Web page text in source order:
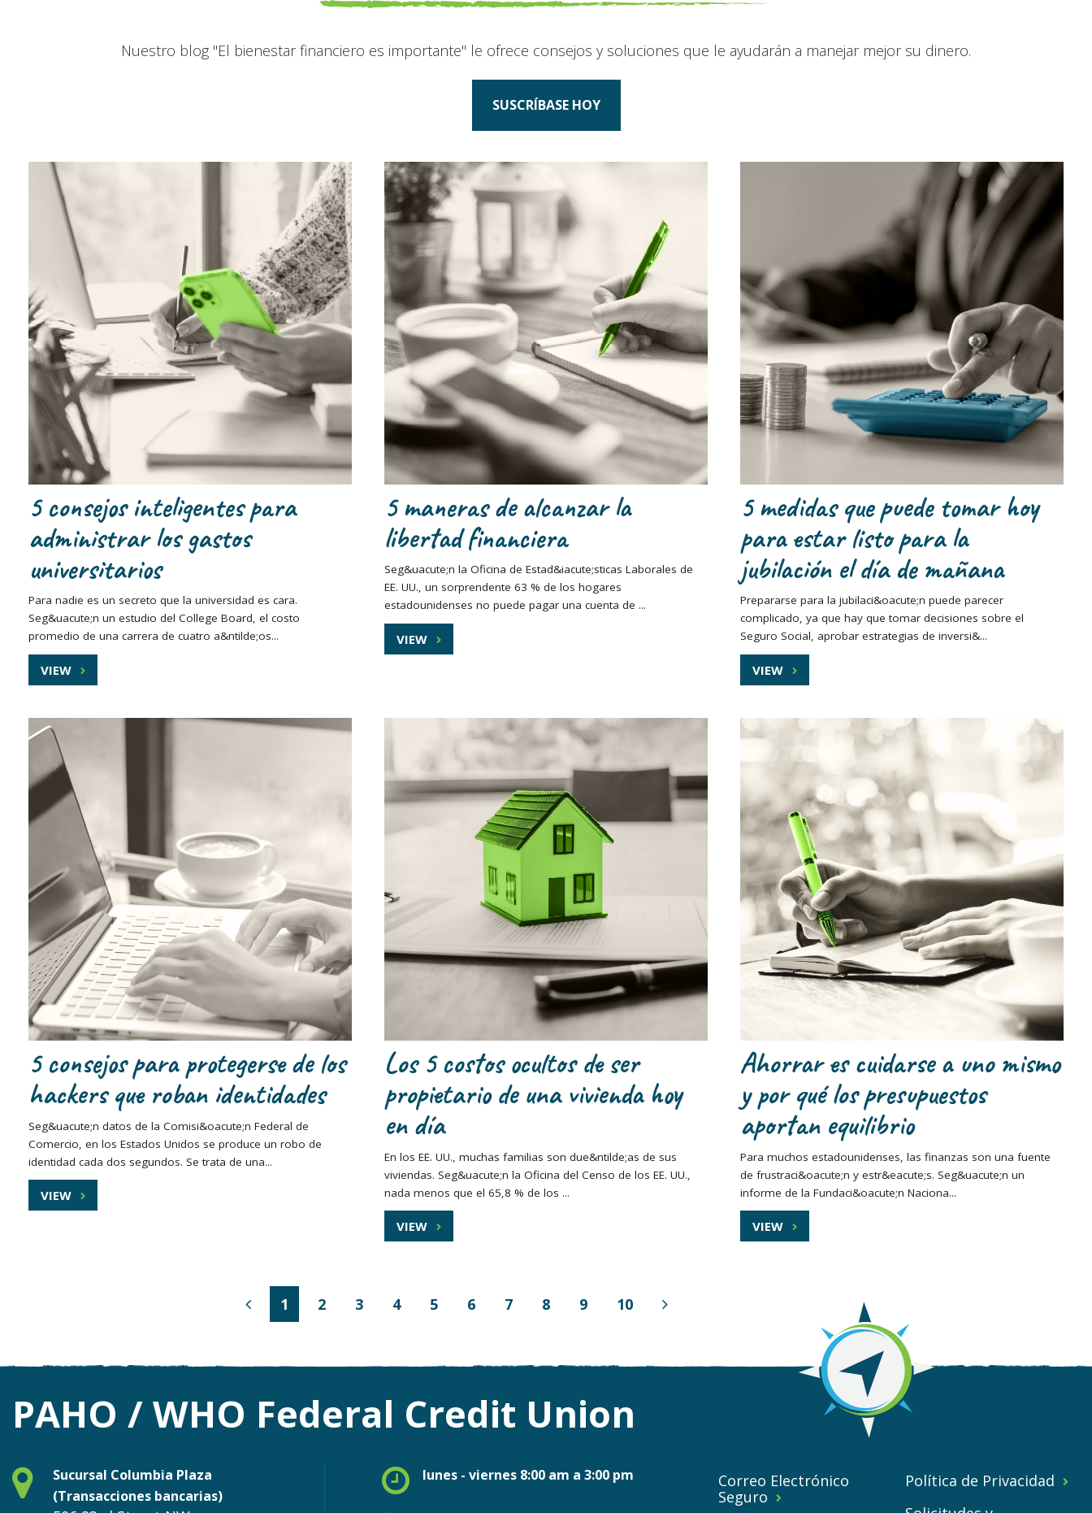
Nuestro blog "El bienestar financiero es importante" le ofrece consejos y soluciones que le ayudarán a manejar mejor su dinero.
SUSCRÍBASE HOY
5 consejos inteligentes para
administrar los gastos
universitarios
Para nadie es un secreto que la universidad es cara.
Seg&uacute;n un estudio del College Board, el costo
promedio de una carrera de cuatro a&ntilde;os...
VIEW
5 maneras de alcanzar la
libertad financiera
Seg&uacute;n la Oficina de Estad&iacute;sticas Laborales de
EE. UU., un sorprendente 63 % de los hogares
estadounidenses no puede pagar una cuenta de ...
VIEW
5 medidas que puede tomar hoy
para estar listo para la
jubilación el día de mañana
Prepararse para la jubilaci&oacute;n puede parecer
complicado, ya que hay que tomar decisiones sobre el
Seguro Social, aprobar estrategias de inversi&...
VIEW
5 consejos para protegerse de los
hackers que roban identidades
Seg&uacute;n datos de la Comisi&oacute;n Federal de
Comercio, en los Estados Unidos se produce un robo de
identidad cada dos segundos. Se trata de una...
VIEW
Los 5 costos ocultos de ser
propietario de una vivienda hoy
en día
En los EE. UU., muchas familias son due&ntilde;as de sus
viviendas. Seg&uacute;n la Oficina del Censo de los EE. UU.,
nada menos que el 65,8 % de los ...
VIEW
Ahorrar es cuidarse a uno mismo
y por qué los presupuestos
aportan equilibrio
Para muchos estadounidenses, las finanzas son una fuente
de frustraci&oacute;n y estr&eacute;s. Seg&uacute;n un
informe de la Fundaci&oacute;n Naciona...
VIEW
1 2 3 4 5 6 7 8 9 10
Next
PAHO / WHO Federal Credit Union
Sucursal Columbia Plaza
(Transacciones bancarias)
lunes - viernes 8:00 am a 3:00 pm
Correo Electrónico
Seguro
Política de Privacidad